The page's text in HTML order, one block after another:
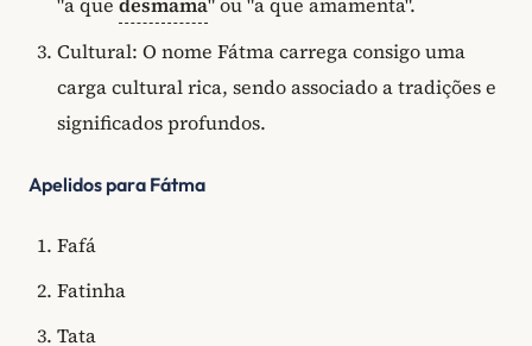
Cultural: O nome Fátma carrega consigo uma
carga cultural rica, sendo associado a tradições e
significados profundos.
Apelidos para Fátma
Fafá
Fatinha
Tata